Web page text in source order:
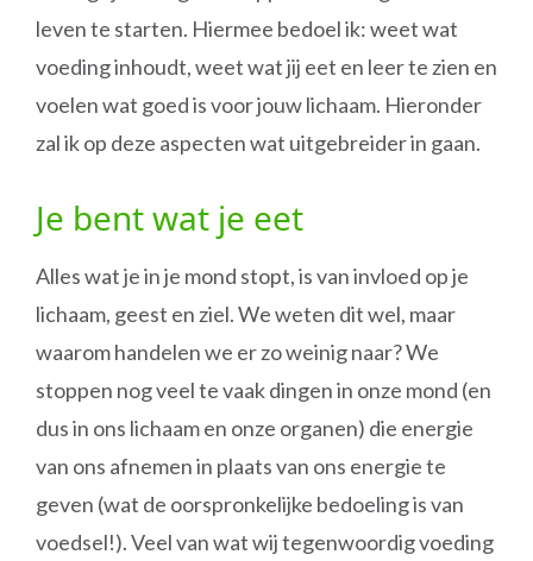
leven te starten. Hiermee bedoel ik: weet wat
voeding inhoudt, weet wat jij eet en leer te zien en
voelen wat goed is voor jouw lichaam. Hieronder
zal ik op deze aspecten wat uitgebreider in gaan.
Je bent wat je eet
Alles wat je in je mond stopt, is van invloed op je
lichaam, geest en ziel. We weten dit wel, maar
waarom handelen we er zo weinig naar? We
stoppen nog veel te vaak dingen in onze mond (en
dus in ons lichaam en onze organen) die energie
van ons afnemen in plaats van ons energie te
geven (wat de oorspronkelijke bedoeling is van
voedsel!). Veel van wat wij tegenwoordig voeding